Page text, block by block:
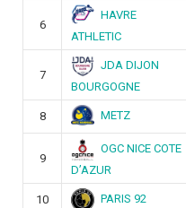
6
HAVRE
ATHLETIC
7
JDA DIJON
BOURGOGNE
8 METZ
9
OGC NICE COTE
D’AZUR
10 PARIS 92